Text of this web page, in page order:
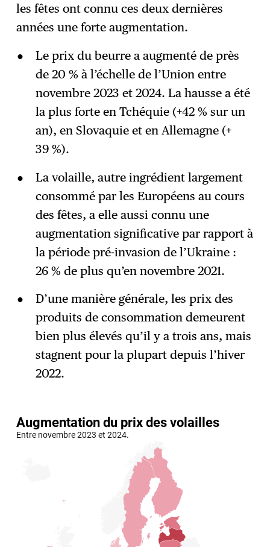
les fêtes ont connu ces deux dernières
années une forte augmentation.
Le prix du beurre a augmenté de près
de 20 % à l’échelle de l’Union entre
novembre 2023 et 2024. La hausse a été
la plus forte en Tchéquie (+42 % sur un
an), en Slovaquie et en Allemagne (+
39 %).
La volaille, autre ingrédient largement
consommé par les Européens au cours
des fêtes, a elle aussi connu une
augmentation significative par rapport à
la période pré-invasion de l’Ukraine :
26 % de plus qu’en novembre 2021.
D’une manière générale, les prix des
produits de consommation demeurent
bien plus élevés qu’il y a trois ans, mais
stagnent pour la plupart depuis l’hiver
2022.